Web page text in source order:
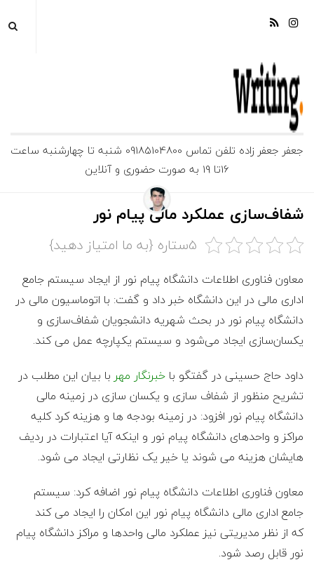
ج
ف
ر
ج
ع
ف
ر
ز
ا
د
ه
جعفر جعفر زاده تلفن تماس 09185104800 شنبه تا چهارشنبه ساعت
16تا 19 به صورت حضوری و آنلاین
شفاف‌سازی عملکرد مالی پیام نور
5ستاره {به ما امتیاز دهید}
معاون فناوری اطلاعات دانشگاه پیام نور از ایجاد سیستم جامع
اداری مالی در این دانشگاه خبر داد و گفت: با اتوماسیون مالی در
دانشگاه پیام نور در بحث شهریه دانشجویان شفاف‌سازی و
یکسان‌سازی ایجاد می‌شود و سیستم یکپارچه عمل می کند.
داود حاج حسینی در گفتگو با خبرنگار مهر با بیان این مطلب در
تشریح منظور از شفاف سازی و یکسان سازی در زمینه مالی
دانشگاه پیام نور افزود: در زمینه بودجه ها و هزینه کرد کلیه
مراکز و واحدهای دانشگاه پیام نور و اینکه آیا اعتبارات در ردیف
هایشان هزینه می شوند یا خیر یک نظارتی ایجاد می شود.
معاون فناوری اطلاعات دانشگاه پیام نور اضافه کرد: سیستم
جامع اداری مالی دانشگاه پیام نور این امکان را ایجاد می کند
که از نظر مدیریتی نیز عملکرد مالی واحدها و مراکز دانشگاه پیام
نور قابل رصد شود.